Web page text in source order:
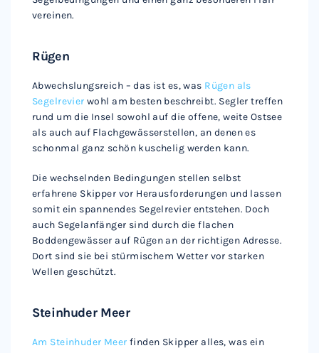
vereinen.
Rügen
Abwechslungsreich – das ist es, was Rügen als
Segelrevier wohl am besten beschreibt. Segler treffen
rund um die Insel sowohl auf die offene, weite Ostsee
als auch auf Flachgewässerstellen, an denen es
schonmal ganz schön kuschelig werden kann.
Die wechselnden Bedingungen stellen selbst
erfahrene Skipper vor Herausforderungen und lassen
somit ein spannendes Segelrevier entstehen. Doch
auch Segelanfänger sind durch die flachen
Boddengewässer auf Rügen an der richtigen Adresse.
Dort sind sie bei stürmischem Wetter vor starken
Wellen geschützt.
Steinhuder Meer
Am Steinhuder Meer finden Skipper alles, was ein